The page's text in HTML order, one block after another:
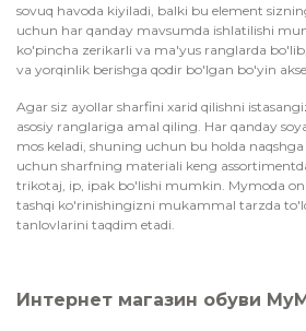
sovuq havoda kiyiladi, balki bu element
uchun har qanday mavsumda ishlatilishi
ko'pincha zerikarli va ma'yus ranglarda
va yorqinlik berishga qodir bo'lgan bo'yin
Agar siz ayollar sharfini xarid qilishni
asosiy ranglariga amal qiling. Har qanday
mos keladi, shuning uchun bu holda
uchun sharfning materiali keng
trikotaj, ip, ipak bo'lishi mumkin. Mymoda
tashqi ko'rinishingizni mukammal tarzda
tanlovlarini taqdim etadi.
Интернет магазин обуви